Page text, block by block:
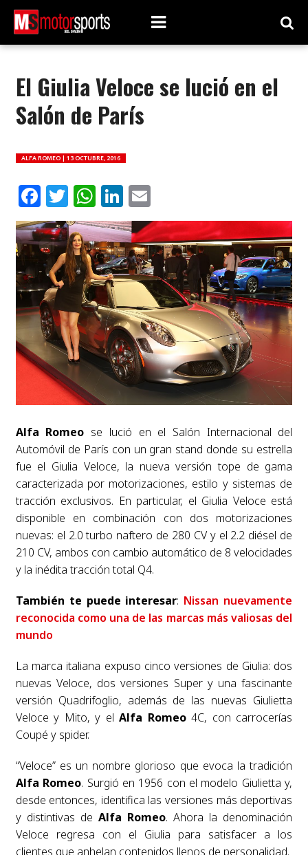
El Giulia Veloce se lució en el
Salón de París
ALFA ROMEO | 13 OCTUBRE, 2016
Facebook
Twitter
WhatsApp
LinkedIn
Email
Alfa Romeo se lució en el Salón Internacional del
Automóvil de París con un gran stand donde su estrella
fue el Giulia Veloce, la nueva versión tope de gama
caracterizada por motorizaciones, estilo y sistemas de
tracción exclusivos. En particular, el Giulia Veloce está
disponible en combinación con dos motorizaciones
nuevas: el 2.0 turbo naftero de 280 CV y el 2.2 diésel de
210 CV, ambos con cambio automático de 8 velocidades
y la inédita tracción total Q4.
También te puede interesar: Nissan nuevamente
reconocida como una de las marcas más valiosas del
mundo
La marca italiana expuso cinco versiones de Giulia: dos
nuevas Veloce, dos versiones Super y una fascinante
versión Quadrifoglio, además de las nuevas Giulietta
Veloce y Mito, y elAlfa Romeo4C, con carrocerías
Coupé y spider.
“Veloce” es un nombre glorioso que evoca la tradición
Alfa Romeo. Surgió en 1956 con el modelo Giulietta y,
desde entonces, identifica las versiones más deportivas
y distintivas de Alfa Romeo. Ahora la denominación
Veloce regresa con el Giulia para satisfacer a los
clientes que anhelan contenidos llenos de personalidad.